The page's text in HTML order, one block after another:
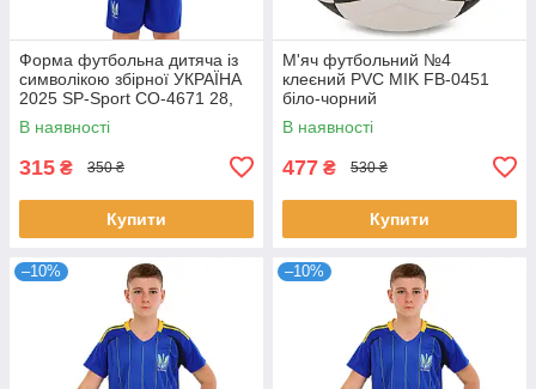
Форма футбольна дитяча із
символікою збірної УКРАЇНА
2025 SP-Sport CO-4671 28,
зріст 145-150 Синій
В наявності
315 ₴ 350 ₴
Купити
М'яч футбольний №4
клеєний PVC MIK FB-0451
біло-чорний
В наявності
477 ₴ 530 ₴
Купити
–10% –10%